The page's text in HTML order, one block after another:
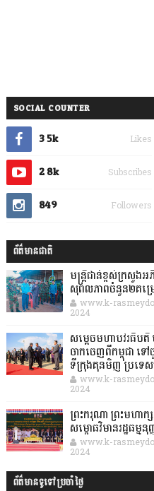
SOCIAL COUNTER
3.5k Likes
2.8k Subscribes
849 Followers
ព័ត៌មានជាតិ
មន្ត្រីជាន់ខ្ពស់ក្រសួង
សុពលភាពចំនួន២គម្
www.k-
2024
សម្តេចមហាបវរធិប
ចាកចេញពីកម្ពុជា ទ
ទីក្រុងគុនមិញ ប្រទេ
www.k-
2024
ព្រះករុណា ព្រះមហាក្ស
សម្ពោធវិមានរដ្ឋធម្មនុ
www.k-
2024
ព័ត៌មានទូទៅប្រចាំថ្ងៃ